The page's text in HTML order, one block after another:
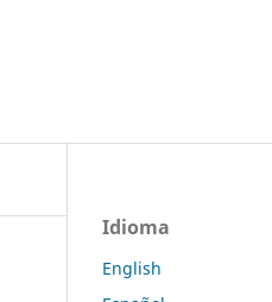
Idioma
English